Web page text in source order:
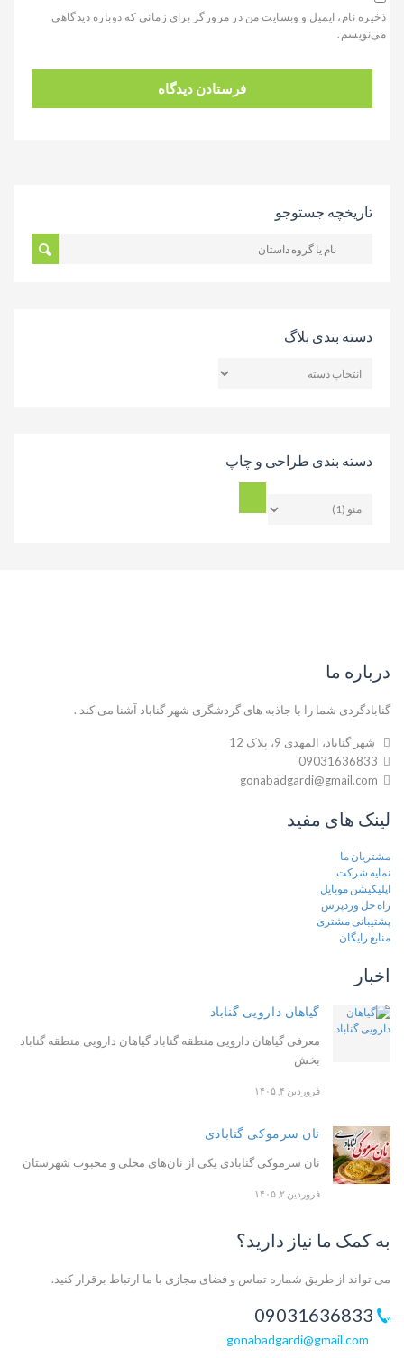
ذخیره نام، ایمیل و وبسایت من در مرورگر برای زمانی که دوباره دیدگاهی
می‌نویسم.
تاریخچه جستوجو
دسته بندی بلاگ
دسته بندی طراحی و چاپ
درباره ما
گنابادگردی شما را با جاذبه های گردشگری شهر گناباد آشنا می کند .
شهر گناباد، المهدی 9، پلاک 12
لینک های مفید
مشتریان ما
نمایه شرکت
اپلیکیشن موبایل
راه حل وردپرس
پشتیبانی مشتری
منابع رایگان
اخبار
گیاهان دارویی گناباد
معرفی گیاهان دارویی منطقه گناباد گیاهان دارویی منطقه گناباد
بخش
فروردین ۴, ۱۴۰۵
نان سرموکی گنابادی
نان سرموکی گنابادی یکی از نان‌های محلی و محبوب شهرستان
فروردین ۲, ۱۴۰۵
به کمک ما نیاز دارید؟
می تواند از طریق شماره تماس و فضای مجازی با ما ارتباط برقرار کنید.
gonabadgardi@gmail.com